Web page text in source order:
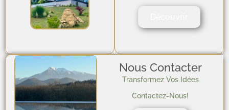
Nous Contacter
Transformez Vos Idées
Contactez-Nous!